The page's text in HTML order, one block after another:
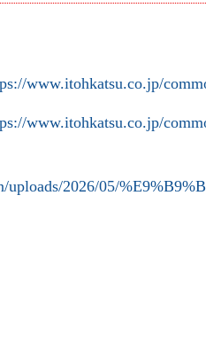
www.itohkatsu.co.jp/
www.itohkatsu.co.jp/
2026/05/